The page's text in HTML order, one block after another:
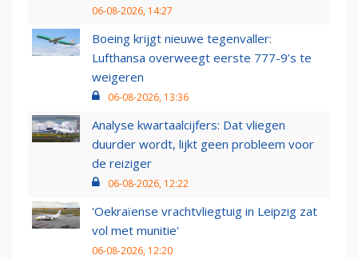
06-08-2026, 14:27
Boeing krijgt nieuwe tegenvaller:
Lufthansa overweegt eerste 777-9’s te
weigeren
06-08-2026, 13:36
Analyse kwartaalcijfers: Dat vliegen
duurder wordt, lijkt geen probleem voor
de reiziger
06-08-2026, 12:22
'Oekraïense vrachtvliegtuig in Leipzig zat
vol met munitie'
06-08-2026, 12:20